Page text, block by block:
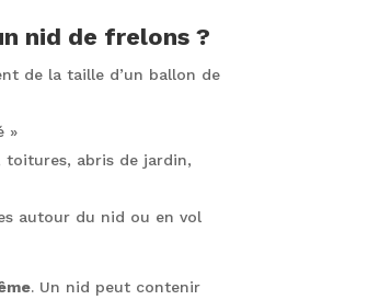
nid de frelons ?
de la taille d’un ballon de
»
abris de jardin,
autour du nid ou en vol
. Un nid peut contenir